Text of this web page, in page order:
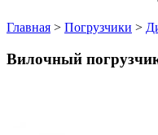
Главная > Погрузчики >
Вилочный